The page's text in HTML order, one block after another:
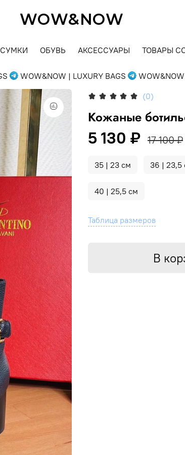
WOW&NOW
СУМКИ ОБУВЬ АКСЕССУАРЫ ТОВАРЫ
WOW&NOW | LUXURY BAGS WOW&NOW |
(0)
Кожаные
5 130 ₽ 17 100 ₽
Таблица размеров
В
35 | 23 см 36 | 23,5
40 | 25,5 см